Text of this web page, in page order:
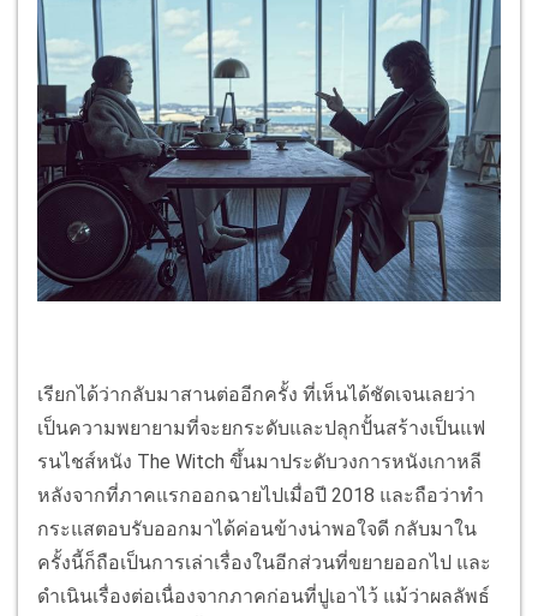
เรียกได้ว่ากลับมาสานต่ออีกครั้ง ที่เห็นได้ชัดเจนเลยว่า
เป็นความพยายามที่จะยกระดับและปลุกปั้นสร้างเป็นแฟ
รนไชส์หนัง The Witch ขึ้นมาประดับวงการหนังเกาหลี
หลังจากที่ภาคแรกออกฉายไปเมื่อปี 2018 และถือว่าทำ
กระแสตอบรับออกมาได้ค่อนข้างน่าพอใจดี กลับมาใน
ครั้งนี้ก็ถือเป็นการเล่าเรื่องในอีกส่วนที่ขยายออกไป และ
ดำเนินเรื่องต่อเนื่องจากภาคก่อนที่ปูเอาไว้ แม้ว่าผลลัพธ์